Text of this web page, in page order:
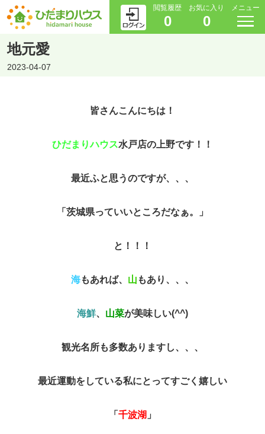
閲覧履歴
0
お気に入り
0
メニュー
地元愛
2023-04-07
皆さんこんにちは！
ひだまりハウス水戸店の上野です！！
最近ふと思うのですが、、、
「茨城県っていいところだなぁ。」
と！！！
海もあれば、 山 もあり、、、
海鮮、 山菜が美味しい(^^)
観光名所も多数ありますし、、、
最近運動をしている私にとってすごく嬉しい
「 千波湖 」